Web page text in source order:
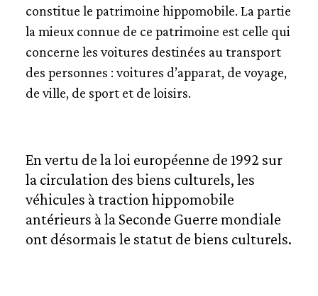
constitue le patrimoine hippomobile. La partie
la mieux connue de ce patrimoine est celle qui
concerne les voitures destinées au transport
des personnes : voitures d’apparat, de voyage,
de ville, de sport et de loisirs.
En vertu de la loi européenne de 1992 sur
la circulation des biens culturels, les
véhicules à traction hippomobile
antérieurs à la Seconde Guerre mondiale
ont désormais le statut de biens culturels.